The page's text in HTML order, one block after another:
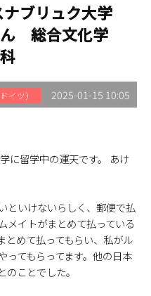
ナブリュク大学
総合文化学
イツ） 2025-01-15 10:05
に留学中の運天です。 あけ
といけないらしく、郵便で払
メイトがまとめて払っている
とめて払ってもらい、私がル
ってもらってます。他の日本
ことでした。